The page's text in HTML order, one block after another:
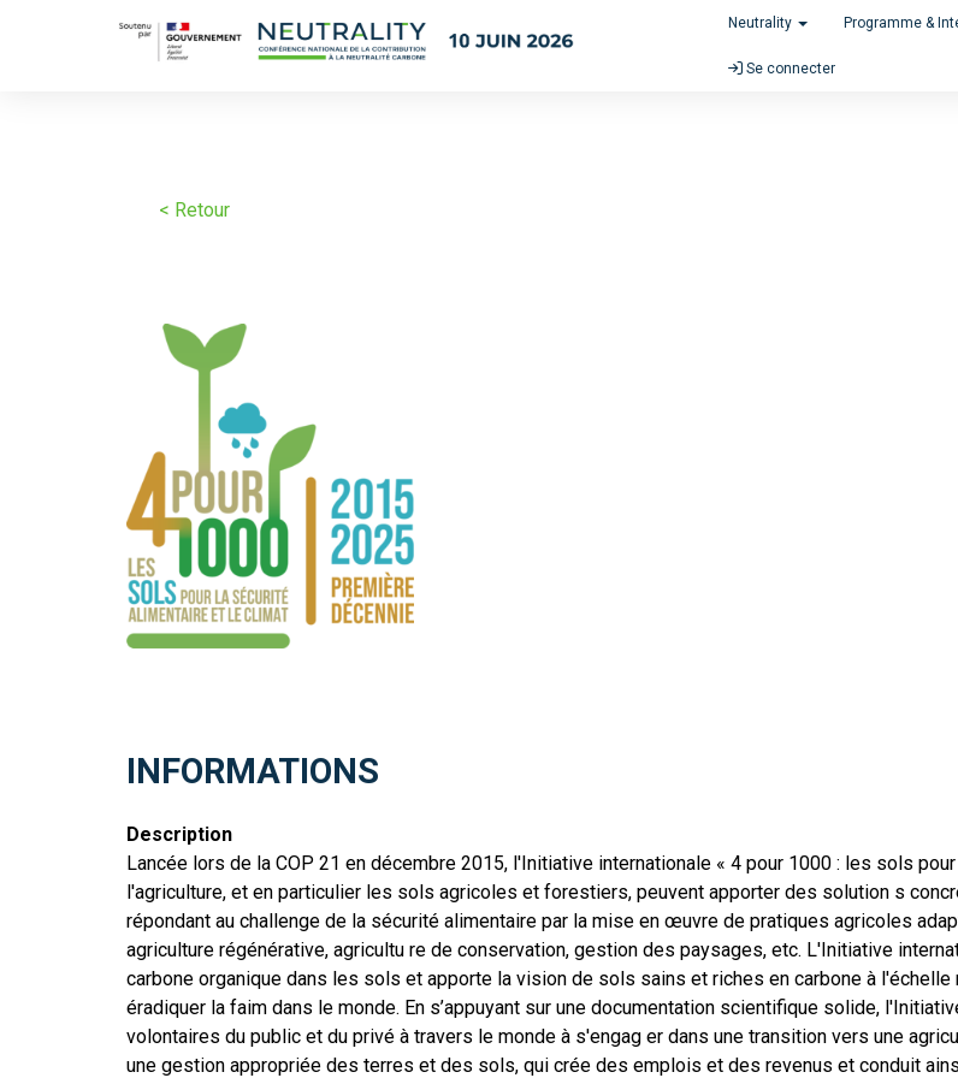
Neutrality Programme &
Se connecter
< Retour
INFORMATIONS
Description
Lancée lors de la COP 21 en décembre 2015, l'Initiative internationale « 4 pour 1000 : les sols
l'agriculture, et en particulier les sols agricoles et forestiers, peuvent apporter des solution s
répondant au challenge de la sécurité alimentaire par la mise en œuvre de pratiques agricoles
agriculture régénérative, agricultu re de conservation, gestion des paysages, etc. L'Initiative
carbone organique dans les sols et apporte la vision de sols sains et riches en carbone à
éradiquer la faim dans le monde. En s’appuyant sur une documentation scientifique solide,
volontaires du public et du privé à travers le monde à s'engag er dans une transition vers une
une gestion appropriée des terres et des sols, qui crée des emplois et des revenus et conduit